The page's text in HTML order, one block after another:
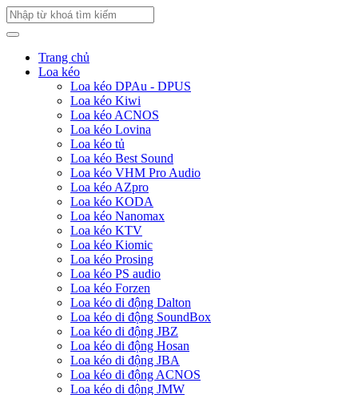
Trang chủ
Loa kéo
Loa kéo DPAu - DPUS
Loa kéo Kiwi
Loa kéo ACNOS
Loa kéo Lovina
Loa kéo tủ
Loa kéo Best Sound
Loa kéo VHM Pro Audio
Loa kéo AZpro
Loa kéo KODA
Loa kéo Nanomax
Loa kéo KTV
Loa kéo Kiomic
Loa kéo Prosing
Loa kéo PS audio
Loa kéo Forzen
Loa kéo di động Dalton
Loa kéo di động SoundBox
Loa kéo di động JBZ
Loa kéo di động Hosan
Loa kéo di động JBA
Loa kéo di động ACNOS
Loa kéo di động JMW